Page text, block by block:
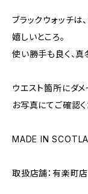
ブラックウォッチは
嬉しいところ。
使い勝手も良く、
ウエスト箇所にダメ
お写真にてご確認く
MADE IN
取扱店舗：有楽町店